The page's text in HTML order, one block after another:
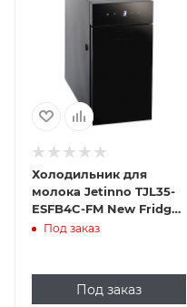
Холодильник для
молока Jetinno TJL35-
ESFB4C-FM New Fridge
(глухая дверца)
Под заказ
Под заказ